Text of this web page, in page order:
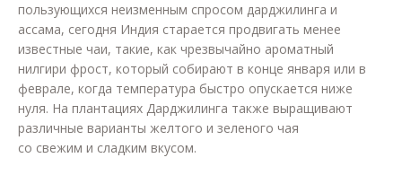
пользующихся неизменным спросом дарджилинга и
ассама, сегодня Индия старается продвигать менее
известные чаи, такие, как чрезвычайно ароматный
нилгири фрост, который собирают в конце января или в
феврале, когда температура быстро опускается ниже
нуля. На плантациях Дарджилинга также выращивают
различные варианты желтого и зеленого чая
со свежим и сладким вкусом.